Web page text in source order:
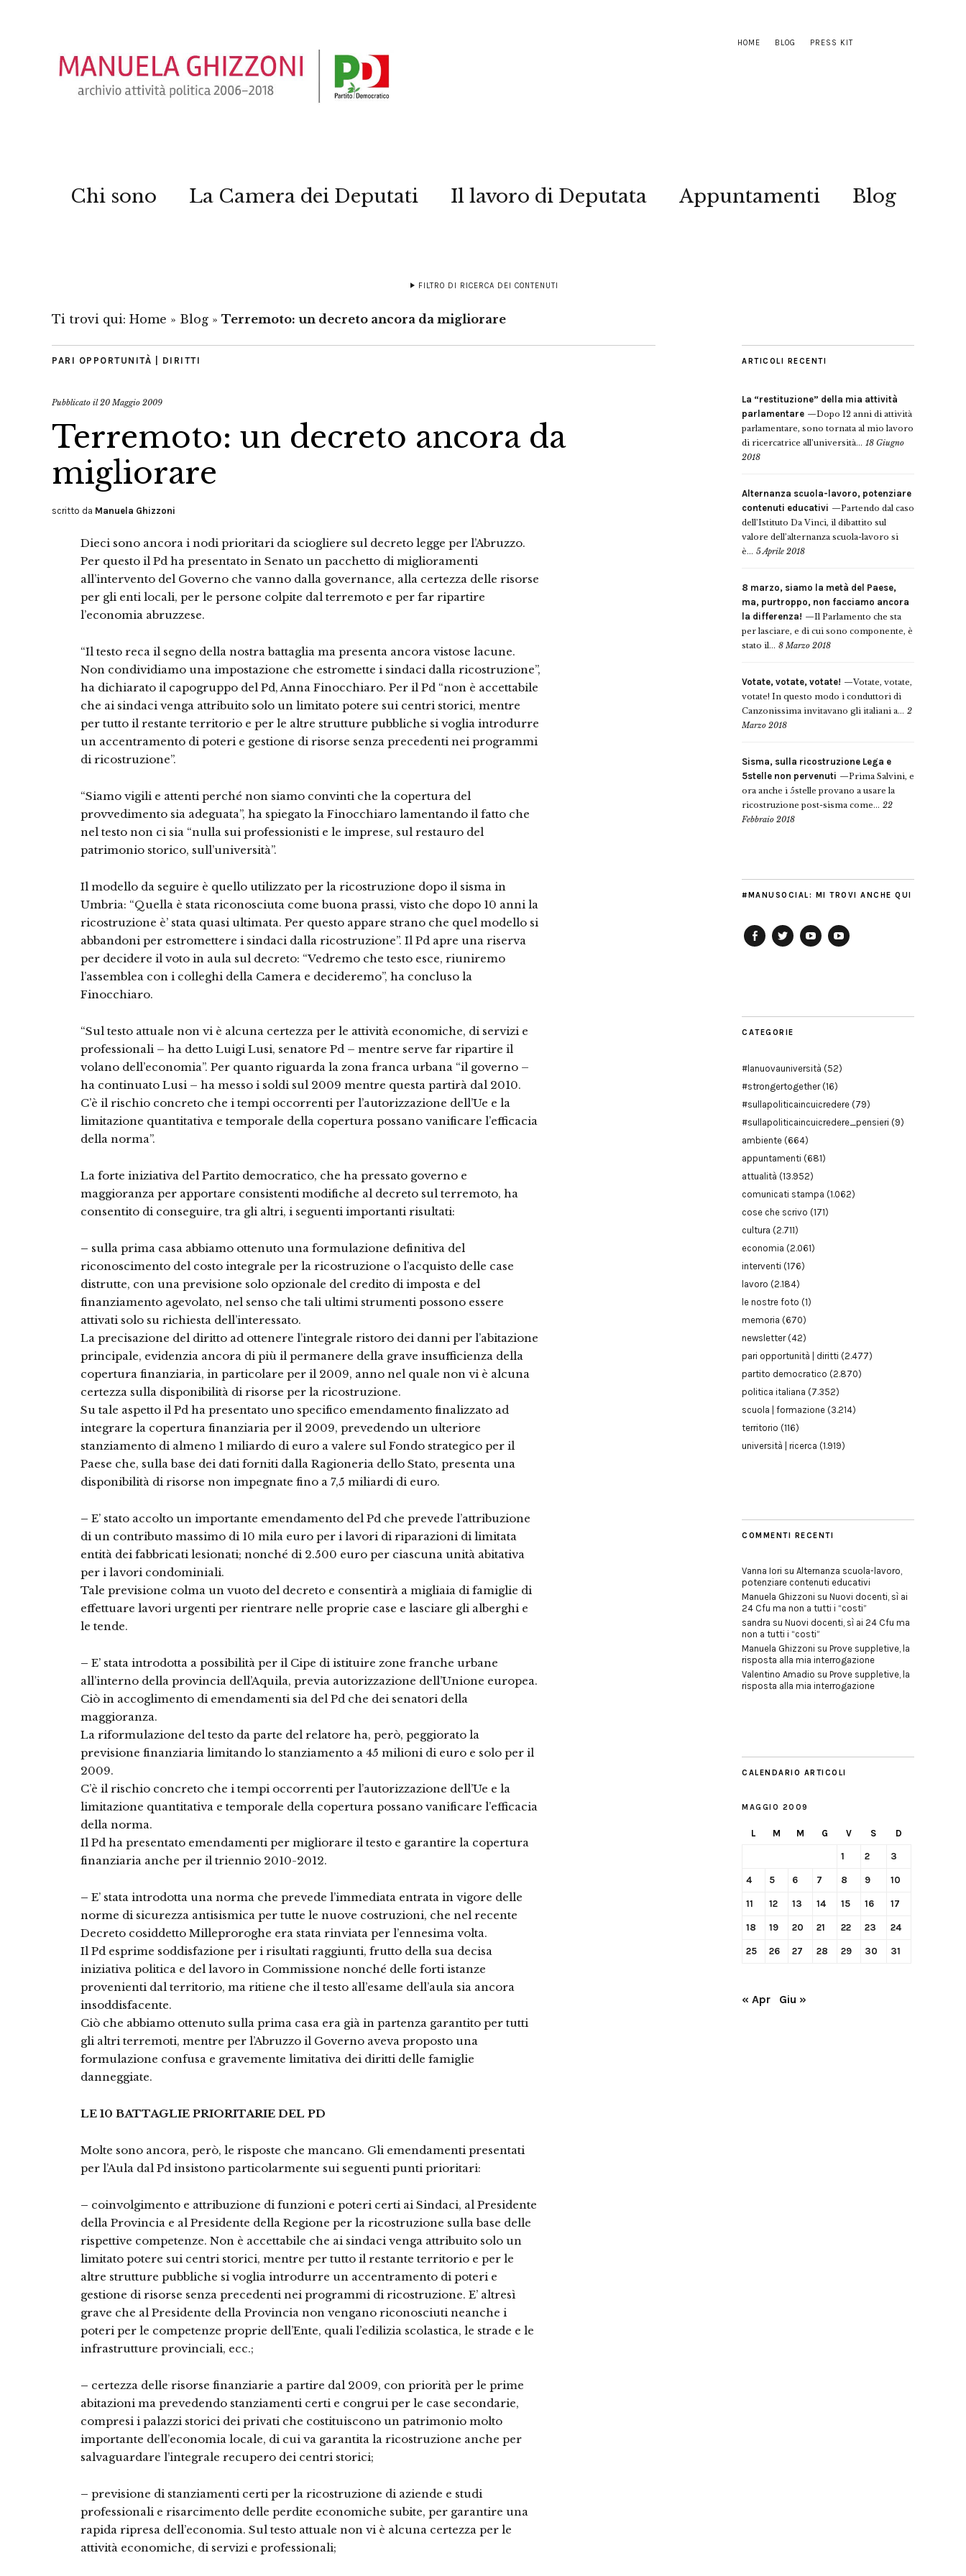
HOME BLOG PRESS KIT
Chi sono La Camera dei Deputati Il lavoro di Deputata Appuntamenti Blog
FILTRO DI RICERCA DEI CONTENUTI
Ti trovi qui: Home » Blog » Terremoto: un decreto ancora da migliorare
PARI OPPORTUNITÀ | DIRITTI
Pubblicato il20 Maggio 2009
Terremoto: un decreto ancora da
migliorare
scritto da Manuela Ghizzoni
Dieci sono ancora i nodi prioritari da sciogliere sul decreto legge per l’Abruzzo.
Per questo il Pd ha presentato in Senato un pacchetto di miglioramenti
all’intervento del Governo che vanno dalla governance, alla certezza delle risorse
per gli enti locali, per le persone colpite dal terremoto e per far ripartire
l’economia abruzzese.
“Il testo reca il segno della nostra battaglia ma presenta ancora vistose lacune.
Non condividiamo una impostazione che estromette i sindaci dalla ricostruzione”,
ha dichiarato il capogruppo del Pd, Anna Finocchiaro. Per il Pd “non è accettabile
che ai sindaci venga attribuito solo un limitato potere sui centri storici, mentre
per tutto il restante territorio e per le altre strutture pubbliche si voglia introdurre
un accentramento di poteri e gestione di risorse senza precedenti nei programmi
di ricostruzione”.
“Siamo vigili e attenti perché non siamo convinti che la copertura del
provvedimento sia adeguata”, ha spiegato la Finocchiaro lamentando il fatto che
nel testo non ci sia “nulla sui professionisti e le imprese, sul restauro del
patrimonio storico, sull’università”.
Il modello da seguire è quello utilizzato per la ricostruzione dopo il sisma in
Umbria: “Quella è stata riconosciuta come buona prassi, visto che dopo 10 anni la
ricostruzione è’ stata quasi ultimata. Per questo appare strano che quel modello si
abbandoni per estromettere i sindaci dalla ricostruzione”. Il Pd apre una riserva
per decidere il voto in aula sul decreto: “Vedremo che testo esce, riuniremo
l’assemblea con i colleghi della Camera e decideremo”, ha concluso la
Finocchiaro.
“Sul testo attuale non vi è alcuna certezza per le attività economiche, di servizi e
professionali – ha detto Luigi Lusi, senatore Pd – mentre serve far ripartire il
volano dell’economia”. Per quanto riguarda la zona franca urbana “il governo –
ha continuato Lusi – ha messo i soldi sul 2009 mentre questa partirà dal 2010.
C’è il rischio concreto che i tempi occorrenti per l’autorizzazione dell’Ue e la
limitazione quantitativa e temporale della copertura possano vanificare l’efficacia
della norma”.
La forte iniziativa del Partito democratico, che ha pressato governo e
maggioranza per apportare consistenti modifiche al decreto sul terremoto, ha
consentito di conseguire, tra gli altri, i seguenti importanti risultati:
– sulla prima casa abbiamo ottenuto una formulazione definitiva del
riconoscimento del costo integrale per la ricostruzione o l’acquisto delle case
distrutte, con una previsione solo opzionale del credito di imposta e del
finanziamento agevolato, nel senso che tali ultimi strumenti possono essere
attivati solo su richiesta dell’interessato.
La precisazione del diritto ad ottenere l’integrale ristoro dei danni per l’abitazione
principale, evidenzia ancora di più il permanere della grave insufficienza della
copertura finanziaria, in particolare per il 2009, anno nel quale non vi è alcuna
certezza sulla disponibilità di risorse per la ricostruzione.
Su tale aspetto il Pd ha presentato uno specifico emendamento finalizzato ad
integrare la copertura finanziaria per il 2009, prevedendo un ulteriore
stanziamento di almeno 1 miliardo di euro a valere sul Fondo strategico per il
Paese che, sulla base dei dati forniti dalla Ragioneria dello Stato, presenta una
disponibilità di risorse non impegnate fino a 7,5 miliardi di euro.
– E’ stato accolto un importante emendamento del Pd che prevede l’attribuzione
di un contributo massimo di 10 mila euro per i lavori di riparazioni di limitata
entità dei fabbricati lesionati; nonché di 2.500 euro per ciascuna unità abitativa
per i lavori condominiali.
Tale previsione colma un vuoto del decreto e consentirà a migliaia di famiglie di
effettuare lavori urgenti per rientrare nelle proprie case e lasciare gli alberghi e
le tende.
– E’ stata introdotta a possibilità per il Cipe di istituire zone franche urbane
all’interno della provincia dell’Aquila, previa autorizzazione dell’Unione europea.
Ciò in accoglimento di emendamenti sia del Pd che dei senatori della
maggioranza.
La riformulazione del testo da parte del relatore ha, però, peggiorato la
previsione finanziaria limitando lo stanziamento a 45 milioni di euro e solo per il
2009.
C’è il rischio concreto che i tempi occorrenti per l’autorizzazione dell’Ue e la
limitazione quantitativa e temporale della copertura possano vanificare l’efficacia
della norma.
Il Pd ha presentato emendamenti per migliorare il testo e garantire la copertura
finanziaria anche per il triennio 2010-2012.
– E’ stata introdotta una norma che prevede l’immediata entrata in vigore delle
norme di sicurezza antisismica per tutte le nuove costruzioni, che nel recente
Decreto cosiddetto Milleproroghe era stata rinviata per l’ennesima volta.
Il Pd esprime soddisfazione per i risultati raggiunti, frutto della sua decisa
iniziativa politica e del lavoro in Commissione nonché delle forti istanze
provenienti dal territorio, ma ritiene che il testo all’esame dell’aula sia ancora
insoddisfacente.
Ciò che abbiamo ottenuto sulla prima casa era già in partenza garantito per tutti
gli altri terremoti, mentre per l’Abruzzo il Governo aveva proposto una
formulazione confusa e gravemente limitativa dei diritti delle famiglie
danneggiate.
LE 10 BATTAGLIE PRIORITARIE DEL PD
Molte sono ancora, però, le risposte che mancano. Gli emendamenti presentati
per l’Aula dal Pd insistono particolarmente sui seguenti punti prioritari:
– coinvolgimento e attribuzione di funzioni e poteri certi ai Sindaci, al Presidente
della Provincia e al Presidente della Regione per la ricostruzione sulla base delle
rispettive competenze. Non è accettabile che ai sindaci venga attribuito solo un
limitato potere sui centri storici, mentre per tutto il restante territorio e per le
altre strutture pubbliche si voglia introdurre un accentramento di poteri e
gestione di risorse senza precedenti nei programmi di ricostruzione. E’ altresì
grave che al Presidente della Provincia non vengano riconosciuti neanche i
poteri per le competenze proprie dell’Ente, quali l’edilizia scolastica, le strade e le
infrastrutture provinciali, ecc.;
– certezza delle risorse finanziarie a partire dal 2009, con priorità per le prime
abitazioni ma prevedendo stanziamenti certi e congrui per le case secondarie,
compresi i palazzi storici dei privati che costituiscono un patrimonio molto
importante dell’economia locale, di cui va garantita la ricostruzione anche per
salvaguardare l’integrale recupero dei centri storici;
– previsione di stanziamenti certi per la ricostruzione di aziende e studi
professionali e risarcimento delle perdite economiche subite, per garantire una
rapida ripresa dell’economia. Sul testo attuale non vi è alcuna certezza per le
attività economiche, di servizi e professionali;
ARTICOLI RECENTI
La “restituzione” della mia attività
parlamentare
Dopo 12 anni di attività
parlamentare, sono tornata al mio lavoro
di ricercatrice all’università... 18 Giugno
2018
Alternanza scuola-lavoro, potenziare
contenuti educativi
Partendo dal caso
dell’Istituto Da Vinci, il dibattito sul
valore dell’alternanza scuola-lavoro si
è... 5 Aprile 2018
8 marzo, siamo la metà del Paese,
ma, purtroppo, non facciamo ancora
la differenza!
Il Parlamento che sta
per lasciare, e di cui sono componente, è
stato il... 8 Marzo 2018
Votate, votate, votate!
Votate, votate,
votate! In questo modo i conduttori di
Canzonissima invitavano gli italiani a... 2
Marzo 2018
Sisma, sulla ricostruzione Lega e
5stelle non pervenuti
Prima Salvini, e
ora anche i 5stelle provano a usare la
ricostruzione post-sisma come... 22
Febbraio 2018
#MANUSOCIAL: MI TROVI ANCHE QUI
CATEGORIE
#lanuovauniversità (52)
#strongertogether(16)
#sullapoliticaincuicredere (79)
#sullapoliticaincuicredere_pensieri (9)
ambiente (664)
appuntamenti (681)
attualità (13.952)
comunicati stampa (1.062)
cose che scrivo (171)
cultura (2.711)
economia (2.061)
interventi (176)
lavoro (2.184)
le nostre foto (1)
memoria (670)
newsletter(42)
pari opportunità | diritti (2.477)
partito democratico (2.870)
politica italiana (7.352)
scuola | formazione (3.214)
territorio (116)
università | ricerca (1.919)
COMMENTI RECENTI
Vanna Iori su Alternanza scuola-lavoro,
potenziare contenuti educativi
Manuela Ghizzoni su Nuovi docenti, sì ai
24 Cfu ma non a tutti i “costi”
sandra su Nuovi docenti, sì ai 24 Cfu ma
non a tutti i “costi”
Manuela Ghizzoni su Prove suppletive, la
risposta alla mia interrogazione
Valentino Amadio su Prove suppletive, la
risposta alla mia interrogazione
CALENDARIO ARTICOLI
MAGGIO 2009
L M M G V S D
1 2 3
4 5 6 7 8 9 10
11 12 13 14 15 16 17
18 19 20 21 22 23 24
25 26 27 28 29 30 31
« Apr Giu »